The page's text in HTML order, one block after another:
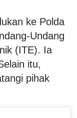
ke Polda
Undang
(ITE). Ia
itu,
pihak